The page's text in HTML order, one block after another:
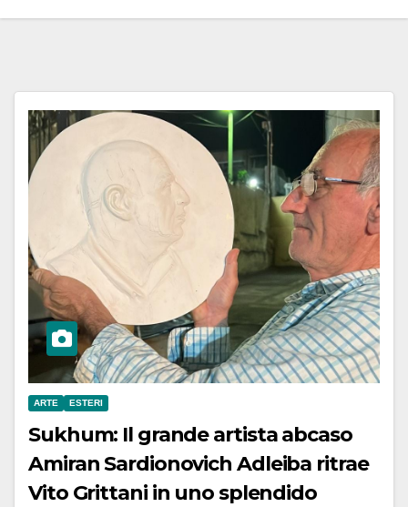
ARTE ESTERI
Sukhum: Il grande artista abcaso
Amiran Sardionovich Adleiba ritrae
Vito Grittani in uno splendido